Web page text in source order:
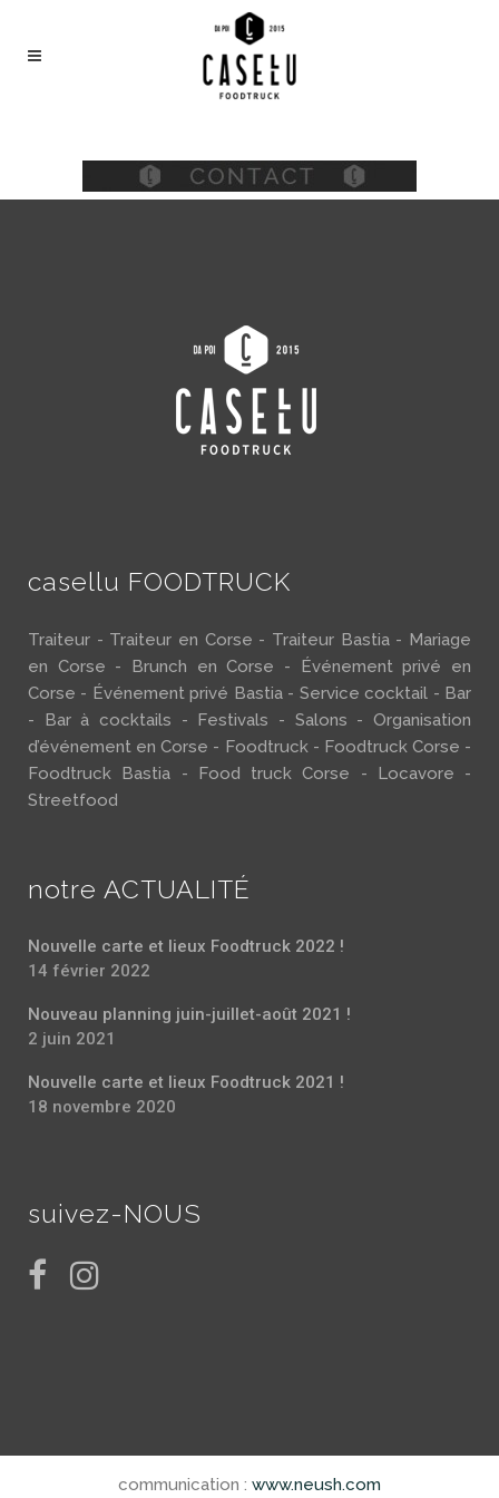
casellu FOODTRUCK
Traiteur - Traiteur en Corse - Traiteur Bastia - Mariage
en Corse - Brunch en Corse - Événement privé en
Corse - Événement privé Bastia - Service cocktail - Bar
- Bar à cocktails - Festivals - Salons - Organisation
d’événement en Corse - Foodtruck - Foodtruck Corse -
Foodtruck Bastia - Food truck Corse - Locavore -
Streetfood
notre ACTUALITÉ
Nouvelle carte et lieux Foodtruck 2022 !
14 février 2022
Nouveau planning juin-juillet-août 2021 !
2 juin 2021
Nouvelle carte et lieux Foodtruck 2021 !
18 novembre 2020
suivez-NOUS
communication : www.neush.com